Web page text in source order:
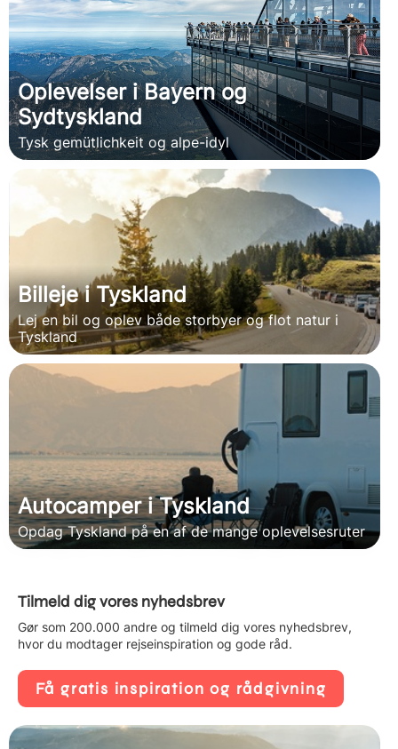
Oplevelser i Bayern og
Sydtyskland
Tysk gemütlichkeit og alpe-idyl
Billeje i Tyskland
Lej en bil og oplev både storbyer og flot natur i
Tyskland
Autocamper i Tyskland
Opdag Tyskland på en af de mange oplevelsesruter
Tilmeld dig vores nyhedsbrev
Gør som 200.000 andre og tilmeld dig vores nyhedsbrev,
hvor du modtager rejseinspiration og gode råd.
Få gratis inspiration og rådgivning